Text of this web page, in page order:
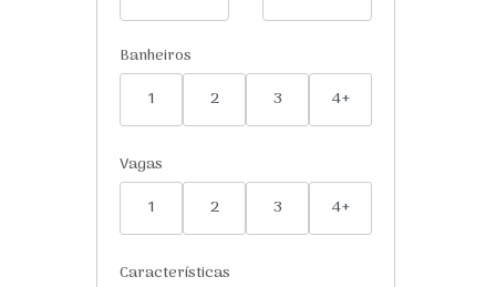
Banheiros
1
2 3 4+
Vagas
1
2 3 4+
Características